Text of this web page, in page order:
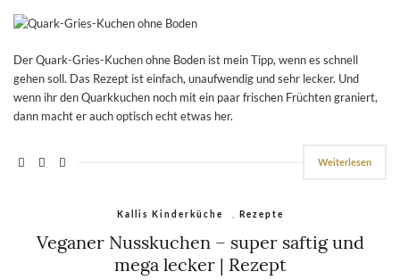
Der Quark-Gries-Kuchen ohne Boden ist mein Tipp, wenn es schnell
gehen soll. Das Rezept ist einfach, unaufwendig und sehr lecker. Und
wenn ihr den Quarkkuchen noch mit ein paar frischen Früchten graniert,
dann macht er auch optisch echt etwas her.
Weiterlesen
Kallis Kinderküche Rezepte
Veganer Nusskuchen – super saftig und
mega lecker | Rezept